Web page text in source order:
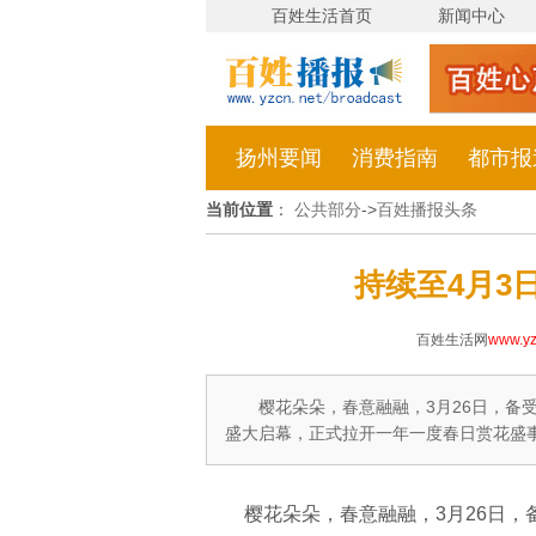
百姓生活首页 新闻中心
扬州要闻 消费指南 都市
当前位置 ： 公共部分->百姓播报头条
持续至4月3
百姓生活网
樱花朵朵，春意融融，3月26日，备
盛大启幕，正式拉开一年一度春日赏花盛
樱花朵朵，春意融融，3月26日